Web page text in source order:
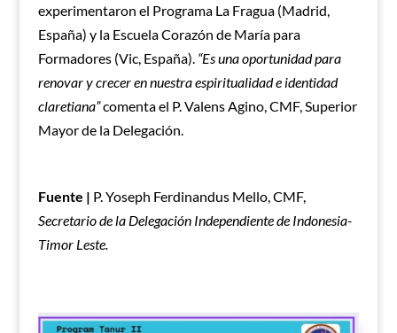
experimentaron el Programa La Fragua (Madrid,
España) y la Escuela Corazón de María para
Formadores (Vic, España). “Es una oportunidad para
renovar y crecer en nuestra espiritualidad e identidad
claretiana”comenta el P. Valens Agino, CMF, Superior
Mayor de la Delegación.
Fuente | P. Yoseph Ferdinandus Mello, CMF,
Secretario de la Delegación Independiente de Indonesia-
Timor Leste.